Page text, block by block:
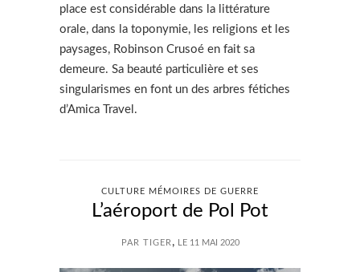
place est considérable dans la littérature
orale, dans la toponymie, les religions et les
paysages, Robinson Crusoé en fait sa
demeure. Sa beauté particulière et ses
singularismes en font un des arbres fétiches
d’Amica Travel.
CULTURE MÉMOIRES DE GUERRE
L’aéroport de Pol Pot
PAR TIGER , LE 11 MAI 2020